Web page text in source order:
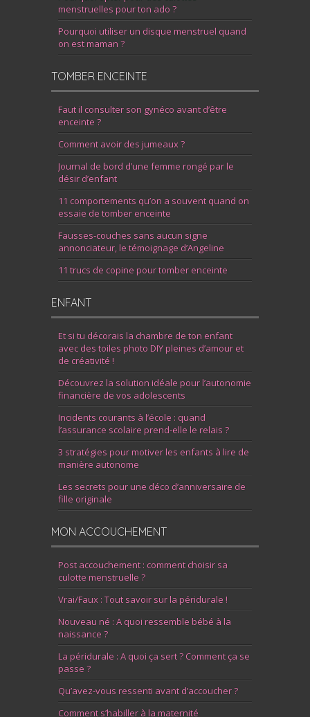
menstruelles pour ton ado ?
Pourquoi utiliser un disque menstruel quand
on est maman ?
TOMBER ENCEINTE
Faut il consulter son gynéco avant d’être
enceinte ?
Comment avoir des jumeaux ?
Journal de bord d’une femme rongé par le
désir d’enfant
11 comportements qu’on a souvent quand on
essaie de tomber enceinte
Fausses-couches sans aucun signe
annonciateur, le témoignage d’Angeline
11 trucs de copine pour tomber enceinte
ENFANT
Et si tu décorais la chambre de ton enfant
avec des toiles photo DIY pleines d’amour et
de créativité !
Découvrez la solution idéale pour l’autonomie
financière de vos adolescents
Incidents courants à l’école : quand
l’assurance scolaire prend-elle le relais ?
3 stratégies pour motiver les enfants à lire de
manière autonome
Les secrets pour une déco d’anniversaire de
fille originale
MON ACCOUCHEMENT
Post accouchement : comment choisir sa
culotte menstruelle ?
Vrai/Faux : Tout savoir sur la péridurale !
Nouveau né : A quoi ressemble bébé à la
naissance ?
La péridurale : A quoi ça sert ? Comment ça se
passe ?
Qu’avez-vous ressenti avant d’accoucher ?
Comment s’habiller à la maternité